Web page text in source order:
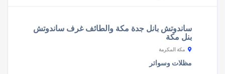
ساندوتش بانل جدة مكة والطائف غرف ساندوتش
بنل مكة
مكة المكرمة
مظلات وسواتر